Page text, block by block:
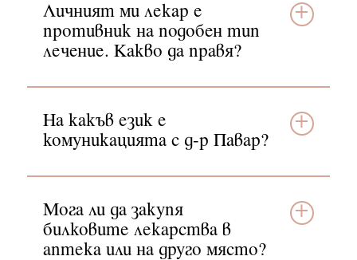
Личният ми лекар е
противник на подобен тип
лечение. Какво да правя?
На какъв език е
комуникацията с д-р Павар?
Мога ли да закупя
билковите лекарства в
аптека или на друго място?